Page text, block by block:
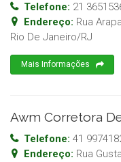
Telefone: 21
Endereço: Rua
Rio De Janeiro/RJ
Mais Informações
Awm Corretora
Telefone: 41
Endereço: Rua